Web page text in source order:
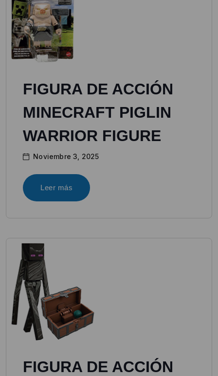
FIGURA DE ACCIÓN
MINECRAFT PIGLIN
WARRIOR FIGURE
Noviembre 3, 2025
Leer más
FIGURA DE ACCIÓN